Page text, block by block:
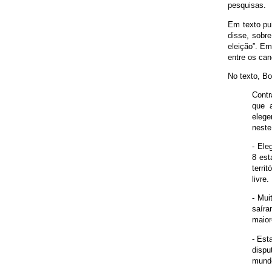
pesquisas.
Em texto
disse,
eleição”.
entre os
No texto,
que
-
8
livre.
-
-